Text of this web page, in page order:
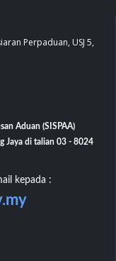
Perpaduan, USJ 5,
Aduan (SISPAA)
Jaya di talian 03 - 8024
kepada :